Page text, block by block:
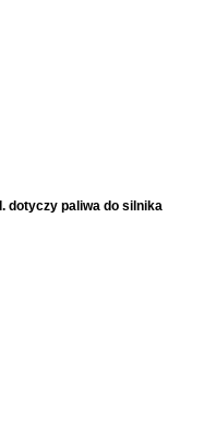
dotyczy paliwa do silnika